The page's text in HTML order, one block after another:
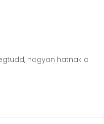
hogyan hatnak a